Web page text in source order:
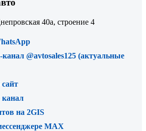
40а, строение 4
@avtosales125 (актуальные
на 2GIS
MAX